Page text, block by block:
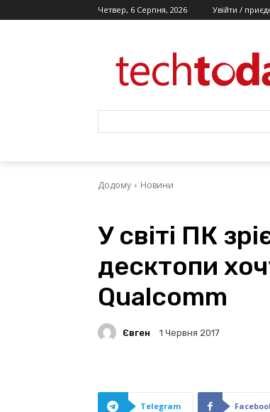
Четвер, 6 Серпня, 2026 Увійти /
Додому Новини
У світі ПК
десктопи
Qualcomm
Євген 1 Червня 2017
Telegram